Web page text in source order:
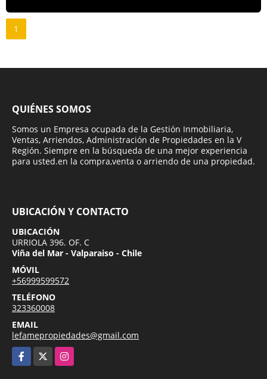
1
QUIÉNES SOMOS
Somos un Empresa ocupada de la Gestión Inmobiliaria,
Ventas, Arriendos, Administración de Propiedades en la V
Región. Siempre en la búsqueda de una mejor experiencia
para usted.en la compra,venta o arriendo de una propiedad.
UBICACIÓN Y CONTACTO
UBICACIÓN
URRIOLA 396. OF. C
Viña del Mar - Valparaiso - Chile
MÓVIL
+56999599572
TELÉFONO
323360008
EMAIL
lefamepropiedades@gmail.com
Facebook
Instagram